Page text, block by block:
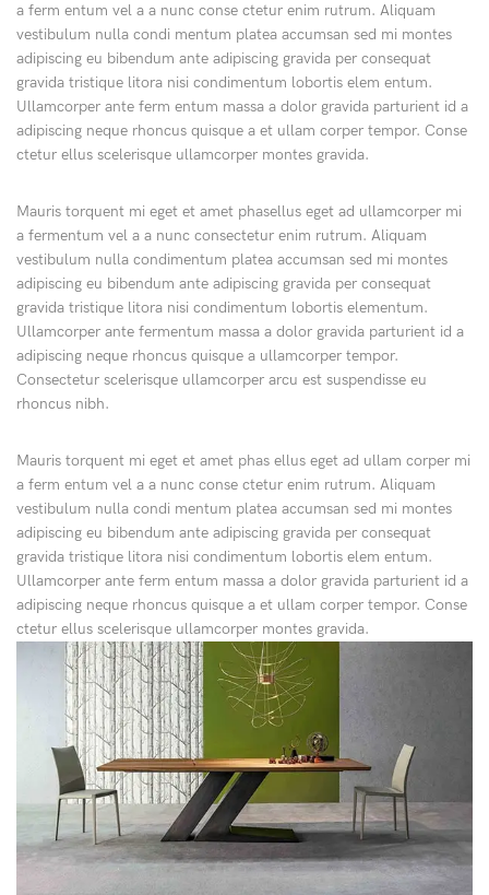
a ferm entum vel a a nunc conse ctetur enim rutrum. Aliquam
vestibulum nulla condi mentum platea accumsan sed mi montes
adipiscing eu bibendum ante adipiscing gravida per consequat
gravida tristique litora nisi condimentum lobortis elem entum.
Ullamcorper ante ferm entum massa a dolor gravida parturient id a
adipiscing neque rhoncus quisque a et ullam corper tempor. Conse
ctetur ellus scelerisque ullamcorper montes gravida.
Mauris torquent mi eget et amet phasellus eget ad ullamcorper mi
a fermentum vel a a nunc consectetur enim rutrum. Aliquam
vestibulum nulla condimentum platea accumsan sed mi montes
adipiscing eu bibendum ante adipiscing gravida per consequat
gravida tristique litora nisi condimentum lobortis elementum.
Ullamcorper ante fermentum massa a dolor gravida parturient id a
adipiscing neque rhoncus quisque a ullamcorper tempor.
Consectetur scelerisque ullamcorper arcu est suspendisse eu
rhoncus nibh.
Mauris torquent mi eget et amet phas ellus eget ad ullam corper mi
a ferm entum vel a a nunc conse ctetur enim rutrum. Aliquam
vestibulum nulla condi mentum platea accumsan sed mi montes
adipiscing eu bibendum ante adipiscing gravida per consequat
gravida tristique litora nisi condimentum lobortis elem entum.
Ullamcorper ante ferm entum massa a dolor gravida parturient id a
adipiscing neque rhoncus quisque a et ullam corper tempor. Conse
ctetur ellus scelerisque ullamcorper montes gravida.